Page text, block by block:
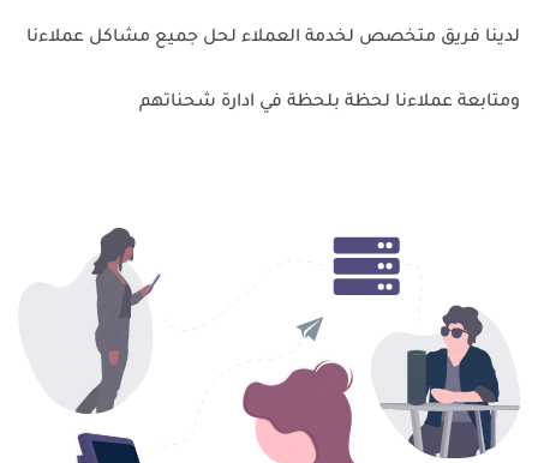
لدينا فريق متخصص لخدمة العملاء لحل جميع مشاكل عملاءنا
ومتابعة عملاءنا لحظة بلحظة في ادارة شحناتهم